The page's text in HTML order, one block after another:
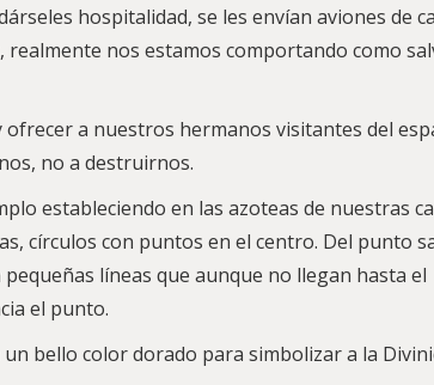
hospitalidad, se les envían aviones de
nos estamos comportando como
a nuestros hermanos visitantes del
no a destruirnos.
estableciendo en las azoteas de nuestras
círculos con puntos en el centro. Del punto
líneas que aunque no llegan hasta el
el punto.
bello color dorado para simbolizar a la